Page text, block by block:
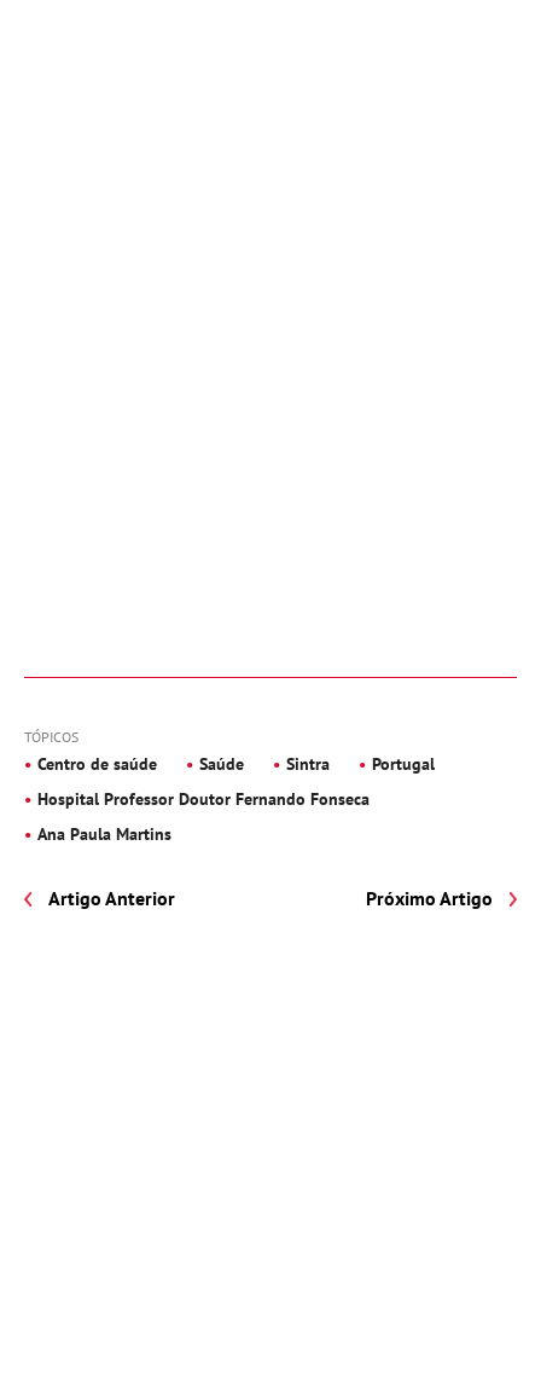
TÓPICOS
Centro de saúde Saúde Sintra
Portugal
Hospital Professor Doutor Fernando Fonseca
Ana Paula Martins
Artigo Anterior Próximo Artigo